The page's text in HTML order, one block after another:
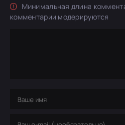
Минимальная длина
комментарии модерируются